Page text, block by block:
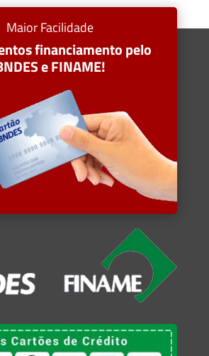
Maior Facilidade
financiamento pelo
e FINAME!